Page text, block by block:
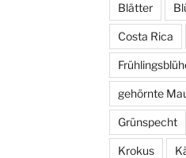
Blätter
Costa Rica
gehörnte
Grünspecht
Krokus